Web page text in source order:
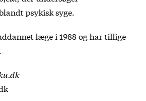
psykisk syge.
læge i 1988 og har tillige